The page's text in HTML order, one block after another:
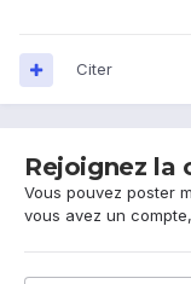
Citer
Rejoignez la
Vous pouvez poster
vous avez un compte,